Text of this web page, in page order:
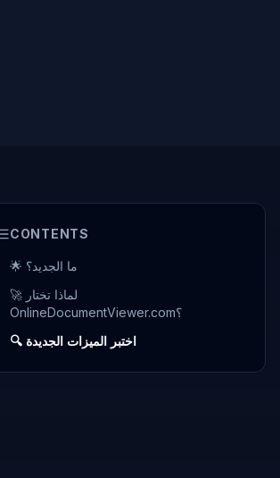
CONTENTS
🌟 ما الجديد؟
🚀 لماذا تختار
OnlineDocumentViewer.com؟
🔍 اختبر الميزات الجديدة